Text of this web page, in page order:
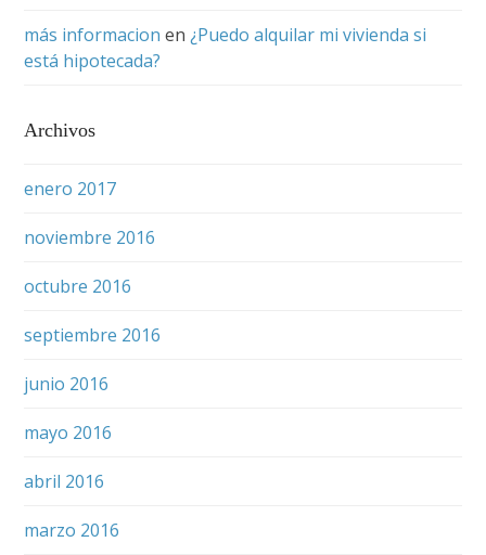
más informacion en¿Puedo alquilar mi vivienda si
está hipotecada?
Archivos
enero 2017
noviembre 2016
octubre 2016
septiembre 2016
junio 2016
mayo 2016
abril 2016
marzo 2016